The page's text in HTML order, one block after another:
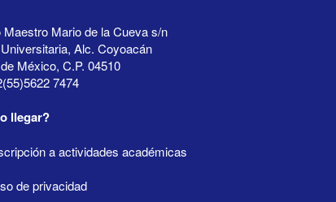
Maestro Mario de la Cueva s/n
Alc. Coyoacán
México, C.P. 04510
7474
llegar?
a actividades académicas
de privacidad